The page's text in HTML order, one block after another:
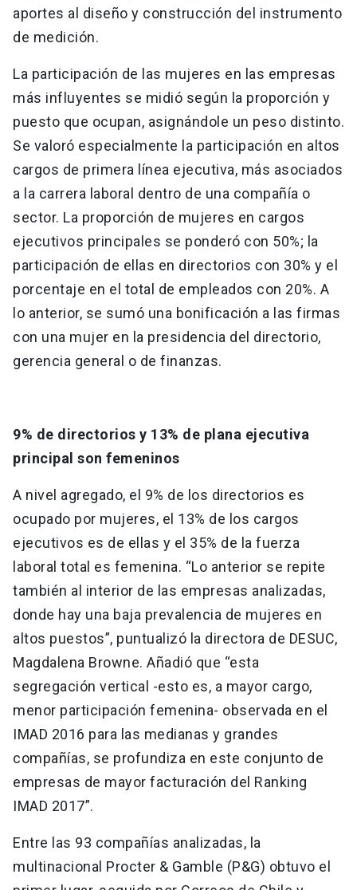
aportes al diseño y construcción del instrumento
de medición.
La participación de las mujeres en las empresas
más influyentes se midió según la proporción y
puesto que ocupan, asignándole un peso distinto.
Se valoró especialmente la participación en altos
cargos de primera línea ejecutiva, más asociados
a la carrera laboral dentro de una compañía o
sector. La proporción de mujeres en cargos
ejecutivos principales se ponderó con 50%; la
participación de ellas en directorios con 30% y el
porcentaje en el total de empleados con 20%. A
lo anterior, se sumó una bonificación a las firmas
con una mujer en la presidencia del directorio,
gerencia general o de finanzas.
9% de directorios y 13% de plana ejecutiva
principal son femeninos
A nivel agregado, el 9% de los directorios es
ocupado por mujeres, el 13% de los cargos
ejecutivos es de ellas y el 35% de la fuerza
laboral total es femenina. “Lo anterior se repite
también al interior de las empresas analizadas,
donde hay una baja prevalencia de mujeres en
altos puestos”, puntualizó la directora de DESUC,
Magdalena Browne. Añadió que “esta
segregación vertical -esto es, a mayor cargo,
menor participación femenina- observada en el
IMAD 2016 para las medianas y grandes
compañías, se profundiza en este conjunto de
empresas de mayor facturación del Ranking
IMAD 2017”.
Entre las 93 compañías analizadas, la
multinacional Procter & Gamble (P&G) obtuvo el